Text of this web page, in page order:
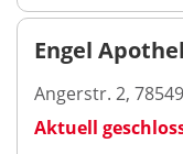
Engel
Angerstr. 2,
Aktuell